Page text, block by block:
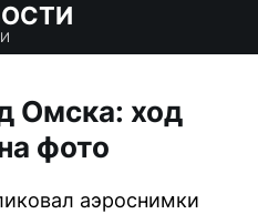
Омска: ход
фото
аэроснимки